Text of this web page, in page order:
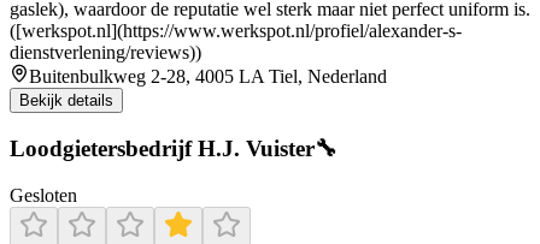
gaslek), waardoor de reputatie wel sterk maar niet perfect uniform is.
([werkspot.nl](https://www.werkspot.nl/profiel/alexander-s-
dienstverlening/reviews))
Buitenbulkweg 2-28, 4005 LA Tiel, Nederland
Bekijk details
Loodgietersbedrijf H.J. Vuister🔧
Gesloten